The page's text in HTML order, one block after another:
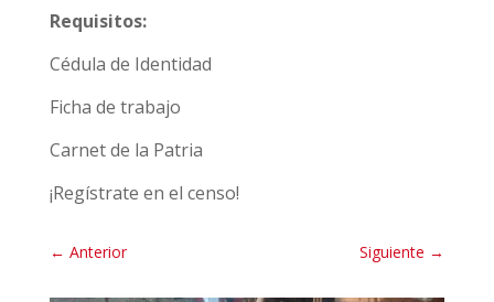
Requisitos:
Cédula de Identidad
Ficha de trabajo
Carnet de la Patria
¡Regístrate en el censo!
← Anterior Siguiente →